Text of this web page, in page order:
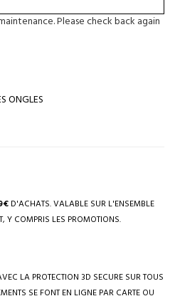
Please check back again
ONGLES
D'ACHATS. VALABLE SUR L'ENSEMBLE
Y COMPRIS LES PROMOTIONS.
LA PROTECTION 3D SECURE SUR TOUS
SE FONT EN LIGNE PAR CARTE OU